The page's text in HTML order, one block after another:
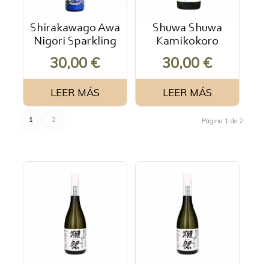
Shirakawago Awa
Nigori Sparkling
30,00€
LEER MÁS
Shuwa Shuwa
Kamikokoro
30,00€
LEER MÁS
Página 1 de 2
1 2